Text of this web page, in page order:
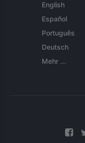
English
Español
Português
Deutsch
Mehr ...